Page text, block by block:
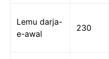
Lemu darja-
e-awal
230